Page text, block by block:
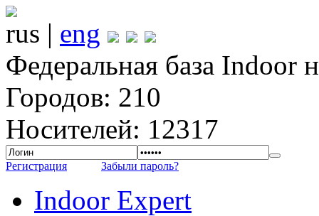
rus | eng
Федеральная база Indoor
Городов: 210
Носителей: 12317
Регистрация Забыли пароль?
Indoor Expert